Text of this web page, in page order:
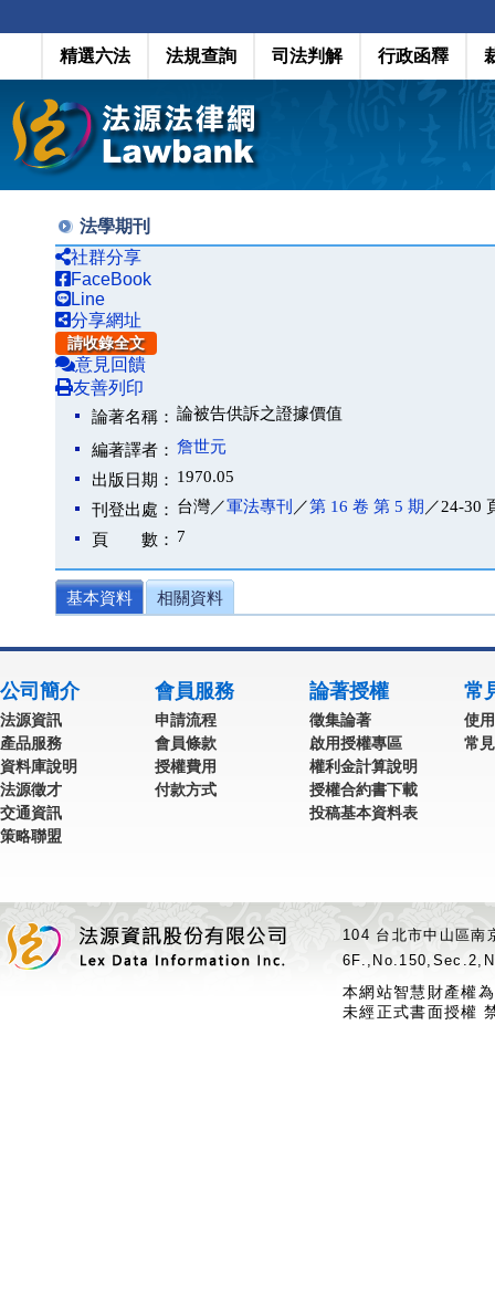
精選六法 法規查詢 司法判解 行政函釋
法學期刊
社群分享
FaceBook
Line
分享網址
請收錄全文
意見回饋
友善列印
論著名稱： 論被告供訴之證據價值
編著譯者： 詹世元
出版日期： 1970.05
刊登出處： 台灣／軍法專刊 ／第 16 卷 第 5 期 ／24-30
頁 數： 7
基本資料 相關資料
公司簡介
法源資訊
產品服務
資料庫說明
法源徵才
交通資訊
策略聯盟
會員服務
申請流程
會員條款
授權費用
付款方式
論著授權
徵集論著
啟用授權專區
權利金計算說明
授權合約書下載
投稿基本資料表
常
使
常
104 台北市中山區
本網站智慧財產權
未經正式書面授權